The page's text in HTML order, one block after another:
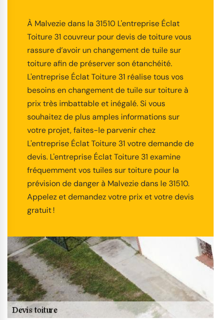
À Malvezie dans la 31510 L'entreprise Éclat
Toiture 31 couvreur pour devis de toiture vous
rassure d’avoir un changement de tuile sur
toiture afin de préserver son étanchéité.
L'entreprise Éclat Toiture 31 réalise tous vos
besoins en changement de tuile sur toiture à
prix très imbattable et inégalé. Si vous
souhaitez de plus amples informations sur
votre projet, faites-le parvenir chez
L'entreprise Éclat Toiture 31 votre demande de
devis. L'entreprise Éclat Toiture 31 examine
fréquemment vos tuiles sur toiture pour la
prévision de danger à Malvezie dans le 31510.
Appelez et demandez votre prix et votre devis
gratuit !